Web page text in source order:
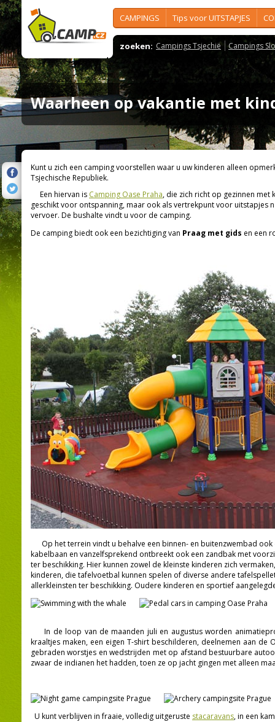
CAMPINGS Tips voor UITSTAPJES
zoeken: Campings Tsjechië Campings
Waarheen op vakantie met
Kunt u zich een camping voorstellen waar u uw kinderen alleen
Tsjechische Republiek.
Een hiervan is Camping Oase Praha, die zich richt op gezinnen met
geschikt voor ontspanning, maar ook als vertrekpunt voor uitstapjes
vervoer. De bushalte vindt u voor de camping.
De camping biedt ook een bezichtiging van Praag met gids en een
Op het terrein vindt u behalve een binnen- en buitenzwembad
kabelbaan en vanzelfsprekend ontbreekt ook een zandbak met
ter beschikking. Hier kunnen zowel de kleinste kinderen zich
kinderen, die tafelvoetbal kunnen spelen of diverse andere
allerkleinsten ter beschikking. Oudere kinderen en sportief
In de loop van de maanden juli en augustus worden
kraaltjes maken, een eigen T-shirt beschilderen, deelnemen aan
gebraden worstjes en wedstrijden met op afstand bestuurbare
zwaar de indianen het hadden, toen ze op jacht gingen met alleen
U kunt verblijven in fraaie, volledig uitgeruste stacaravans, in een